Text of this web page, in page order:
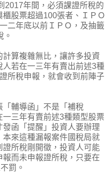
2017年間，必須課證所稅的
股票超過100張者、ＩＰＯ
二年底以前ＩＰＯ，及抽籤
。
算複雜無比，讓許多投資
若在一三年有賣出前述3種
所稅申報，就會收到前陣子
輔導函」不是「補稅
三年有賣前述3種類型股票
函「提醒」投資人要辦理
來這種漏報案件國稅局就
所稅剛開徵，投資人可能
而未申報證所稅，只要在
罰。